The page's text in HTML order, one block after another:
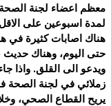
معظم اعضاء لجنة الصحة
لمدة اسبوعين على
حتى اليوم، وهناك حديث
ويدعو الى القلق. واذا
زملائي في لجنة الصحة
يريح القطاع الصحي،